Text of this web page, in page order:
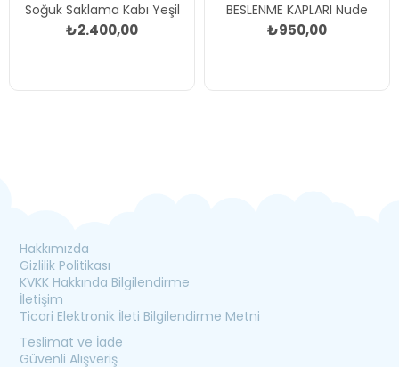
Soğuk Saklama Kabı Yeşil
₺2.400,00
BESLENME KAPLARI Nude
₺950,00
Hakkımızda
Gizlilik Politikası
KVKK Hakkında Bilgilendirme
İletişim
Ticari Elektronik İleti Bilgilendirme Metni
Teslimat ve İade
Güvenli Alışveriş